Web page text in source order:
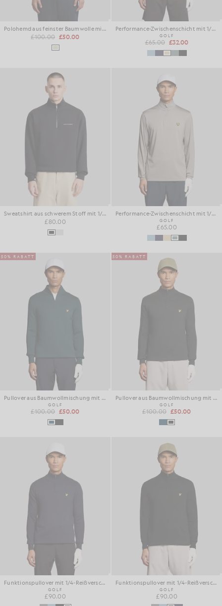
Polohemd aus feinster Baumwolle mit 1/4-Reißverschluss
£100.00 £50.00
Performance-Zwischenschicht mit 1/4-Reißverschluss
GOLF
£65.00 £32.00
Sweatshirt aus schwerem Stoff mit 1/4-Reißverschluss
£80.00
Performance-Zwischenschicht mit 1/4-Reißverschluss
GOLF
£65.00
50% RABATT
Pullover aus Baumwollmischung mit 1/4-Reißverschluss
GOLF
£100.00 £50.00
50% RABATT
Pullover aus Baumwollmischung mit 1/4-Reißverschluss
GOLF
£100.00 £50.00
Funktionspullover mit 1/4-Reißverschluss
GOLF
£90.00
Funktionspullover mit 1/4-Reißverschluss
GOLF
£90.00